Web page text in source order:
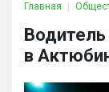
Главная
в